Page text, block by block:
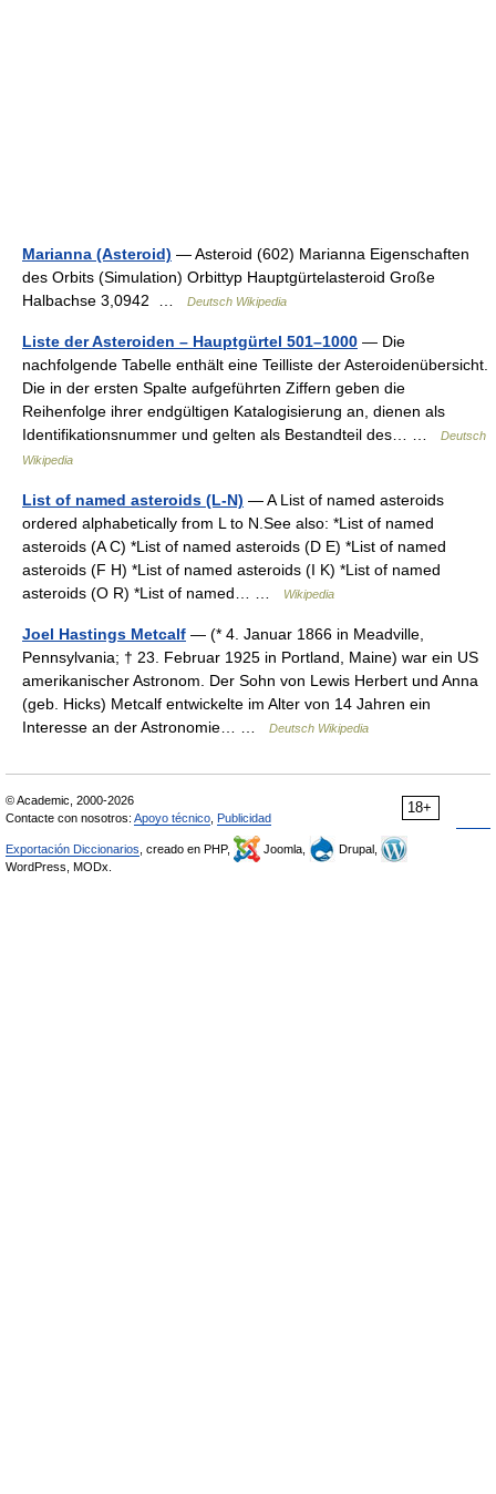
Marianna (Asteroid) — Asteroid (602) Marianna Eigenschaften
des Orbits (Simulation) Orbittyp Hauptgürtelasteroid Große
Halbachse 3,0942 …
Deutsch Wikipedia
Liste der Asteroiden – Hauptgürtel 501–1000 — Die
nachfolgende Tabelle enthält eine Teilliste der Asteroidenübersicht.
Die in der ersten Spalte aufgeführten Ziffern geben die
Reihenfolge ihrer endgültigen Katalogisierung an, dienen als
Identifikationsnummer und gelten als Bestandteil des… …
Deutsch
Wikipedia
List of named asteroids (L-N) — A List of named asteroids
ordered alphabetically from L to N.See also: *List of named
asteroids (A C) *List of named asteroids (D E) *List of named
asteroids (F H) *List of named asteroids (I K) *List of named
asteroids (O R) *List of named… …
Wikipedia
Joel Hastings Metcalf — (* 4. Januar 1866 in Meadville,
Pennsylvania; † 23. Februar 1925 in Portland, Maine) war ein US
amerikanischer Astronom. Der Sohn von Lewis Herbert und Anna
(geb. Hicks) Metcalf entwickelte im Alter von 14 Jahren ein
Interesse an der Astronomie… …
Deutsch Wikipedia
18+
© Academic, 2000-2026
Contacte con nosotros: Apoyo técnico Publicidad
Exportación Diccionarios , creado en PHP, Joomla,
Drupal,
WordPress, MODx.